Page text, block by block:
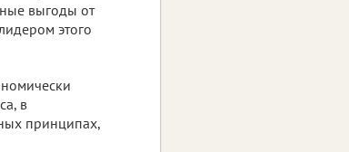
выгоды от
этого
в
принципах,